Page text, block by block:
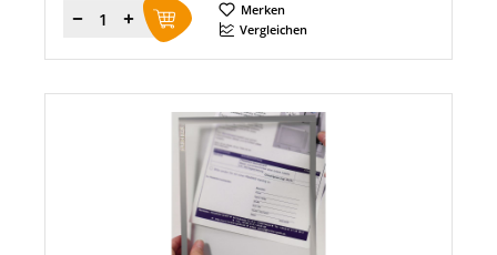
Menge
Merken
Vergleichen